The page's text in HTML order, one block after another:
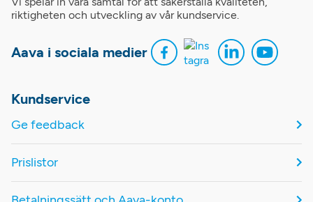
riktigheten och utveckling av vår kundservice.
Aava i sociala medier
Kundservice
Ge feedback
Prislistor